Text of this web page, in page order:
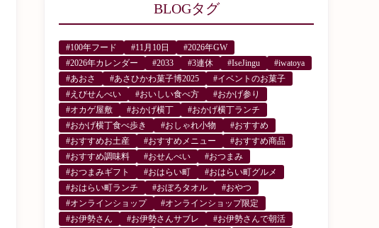
BLOGタグ
#100年フード #11月10日
#2026年GW
#2026年カレンダー
#2033 #3連休 #IseJingu
#iwatoya
#あおさ
#あさひかわ菓子博2025
#イベントのお菓子
#えびせんべい
#おいしい食べ方
#おかげ参り
#オカゲ屋敷
#おかげ横丁
#おかげ横丁ランチ
#おかげ横丁食べ歩き
#おしゃれ小物
#おすすめ
#おすすめお土産
#おすすめメニュー
#おすすめ商品
#おすすめ調味料
#おせんべい
#おつまみ
#おつまみギフト
#おはらい町
#おはらい町グルメ
#おはらい町ランチ
#おぼろタオル
#おやつ
#オンラインショップ
#オンラインショップ限定
#お伊勢さん
#お伊勢さんサブレ
#お伊勢さんで朝活